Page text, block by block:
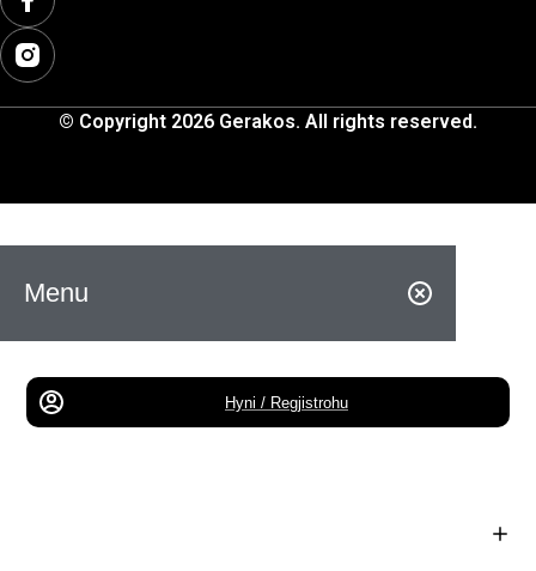
© Copyright 2026 Gerakos. All rights reserved.
Menu
Hyni / Regjistrohu